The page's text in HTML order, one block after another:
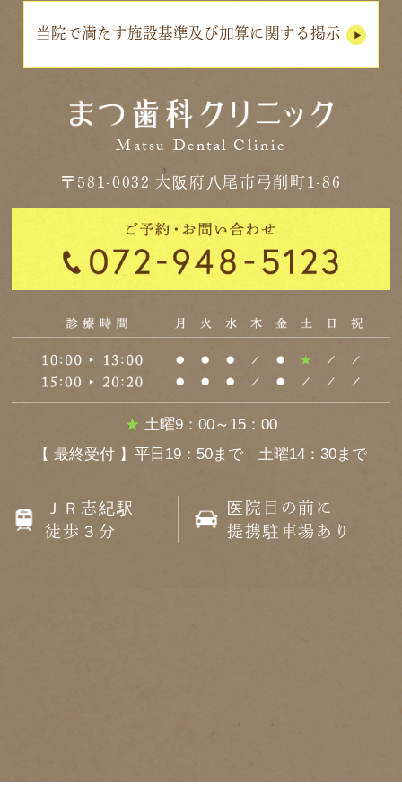
当院で満たす施設基準及び加算に関する掲示
Matsu Dental Clinic
〒581-0032 大阪府八尾市弓削町1-86
★ 土曜9：00～15：00
【 最終受付 】平日19：50まで 土曜14：30まで
ＪＲ志紀駅
徒歩３分
医院目の前に
提携駐車場あり